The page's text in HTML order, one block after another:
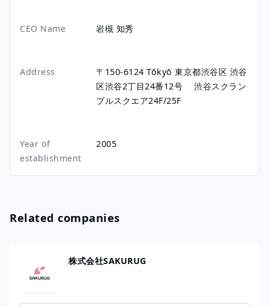
CEO Name 岩槻 知秀
Address 〒150-6124Tōkyō東京都渋谷区 渋谷
区渋谷2丁目24番12号渋谷スクラン
ブルスクエア24F/25F
Year of
establishment
2005
Related companies
株式会社SAKURUG